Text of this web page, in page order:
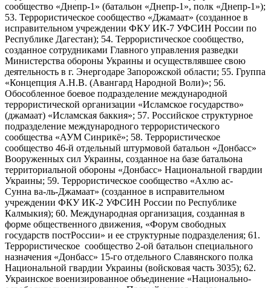
сообщество «Днепр-1» (батальон «Днепр-1», полк «Днепр-1»);
53. Террористическое сообщество «Джамаат» (созданное в
исправительном учреждении ФКУ ИК-7 УФСИН России по
Республике Дагестан); 54. Террористическое сообщество,
созданное сотрудниками Главного управления разведки
Министерства обороны Украины и осуществлявшее свою
деятельность в г. Энергодаре Запорожской области; 55. Группа
«Концепция А.Н.В. (Авангард Народной Воли)»; 56.
Обособленное боевое подразделение международной
террористической организации «Исламское государство»
(джамаат) «Исламская баккия»; 57. Российское структурное
подразделение международного террористического
сообщества «АУМ Синрикё»; 58. Террористическое
сообщество 46-й отдельный штурмовой батальон «Донбасс»
Вооруженных сил Украины, созданное на базе батальона
территориальной обороны «Донбасс» Национальной гвардии
Украины; 59. Террористическое сообщество «Ахлю ас-
Сунна ва-ль-Джамаат» (созданное в исправительном
учреждении ФКУ ИК-2 УФСИН России по Республике
Калмыкия); 60. Международная организация, созданная в
форме общественного движения, «Форум свободных
государств постРоссии» и ее структурные подразделения; 61.
Террористическое сообщество 2-ой батальон специального
назначения «Донбасс» 15-го отдельного Славянского полка
Национальной гвардии Украины (войсковая часть 3035); 62.
Украинское военизированное объединение «Национально-